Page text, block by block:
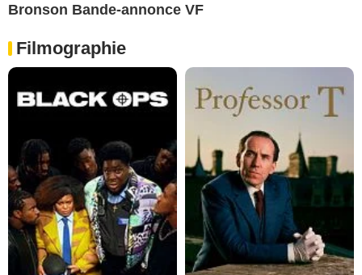
Bronson Bande-annonce VF
Filmographie